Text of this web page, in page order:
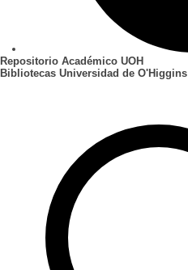
Repositorio Académico UOH
Bibliotecas Universidad de O'Higgins